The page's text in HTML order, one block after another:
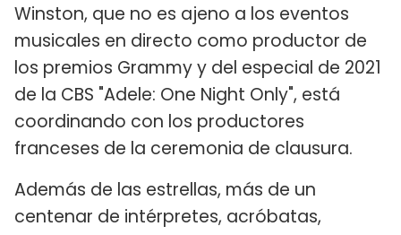
Winston, que no es ajeno a los eventos
musicales en directo como productor de
los premios Grammy y del especial de 2021
de la CBS "Adele: One Night Only", está
coordinando con los productores
franceses de la ceremonia de clausura.
Además de las estrellas, más de un
centenar de intérpretes, acróbatas,